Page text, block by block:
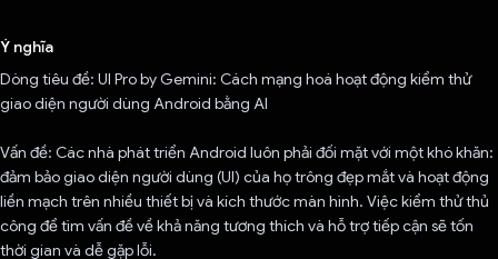
Ý nghĩa
Dòng tiêu đề: UI Pro by Gemini: Cách mạng hoá hoạt động kiểm thử
giao diện người dùng Android bằng AI
Vấn đề: Các nhà phát triển Android luôn phải đối mặt với một khó khăn:
đảm bảo giao diện người dùng (UI) của họ trông đẹp mắt và hoạt động
liền mạch trên nhiều thiết bị và kích thước màn hình. Việc kiểm thử thủ
công để tìm vấn đề về khả năng tương thích và hỗ trợ tiếp cận sẽ tốn
thời gian và dễ gặp lỗi.